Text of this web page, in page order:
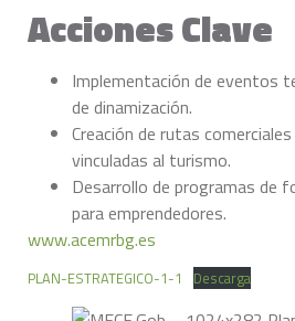
Acciones Clave
Implementación de eventos
de dinamización.
Creación de rutas
vinculadas al turismo.
Desarrollo de programas de
para emprendedores.
www.acemrbg.es
PLAN-ESTRATEGICO-1-1 Descarga